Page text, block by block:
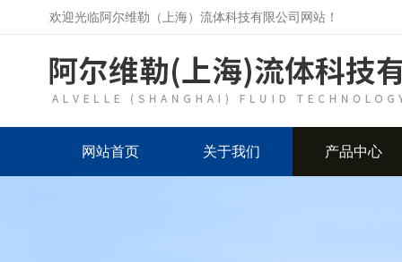
欢迎光临阿尔维勒（上海）流体科技有限公司网站！
网站首页 关于我们 产品中心